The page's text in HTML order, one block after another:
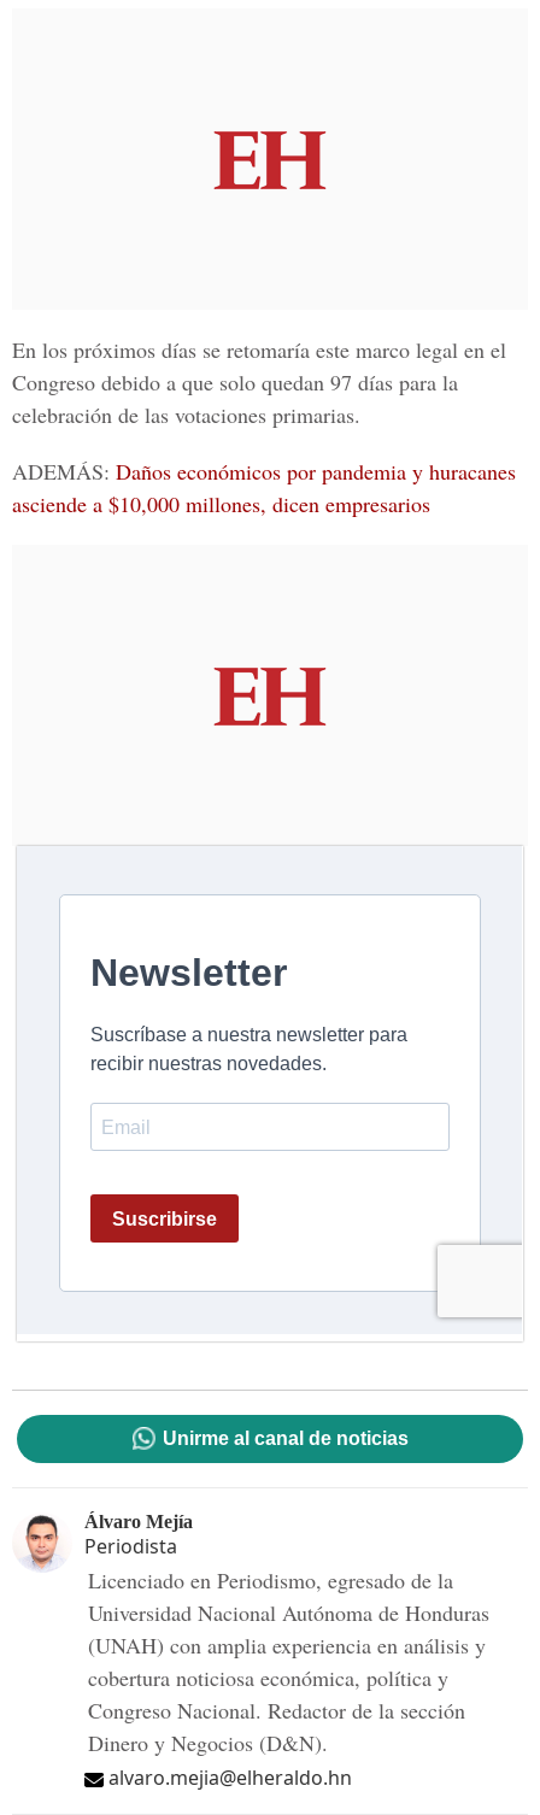
En los próximos días se retomaría este marco legal en el
Congreso debido a que solo quedan 97 días para la
celebración de las votaciones primarias.
ADEMÁS: Daños económicos por pandemia y huracanes
asciende a $10,000 millones, dicen empresarios
Unirme al canal de noticias
Álvaro Mejía
Periodista
Licenciado en Periodismo, egresado de la
Universidad Nacional Autónoma de Honduras
(UNAH) con amplia experiencia en análisis y
cobertura noticiosa económica, política y
Congreso Nacional. Redactor de la sección
Dinero y Negocios (D&N).
alvaro.mejia@elheraldo.hn